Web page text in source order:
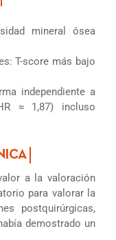
mineral ósea
T-score más bajo
independiente a
≈ 1,87) incluso
a la valoración
para valorar la
postquirúrgicas,
demostrado un